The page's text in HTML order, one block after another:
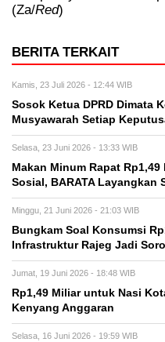
(Za/Red)
BERITA TERKAIT
Kamis, 23 Juli 2026 - 12:44 WIB
Sosok Ketua DPRD Dimata
Musyawarah Setiap
Selasa, 23 Juni 2026 - 13:33 WIB
Makan Minum Rapat
Sosial, BARATA Layangkan
Minggu, 21 Juni 2026 - 21:03 WIB
Bungkam Soal Konsumsi
Infrastruktur Rajeg Jadi
Jumat, 19 Juni 2026 - 18:48 WIB
Rp1,49 Miliar untuk Nasi
Kenyang Anggaran
Selasa, 16 Juni 2026 - 19:59 WIB